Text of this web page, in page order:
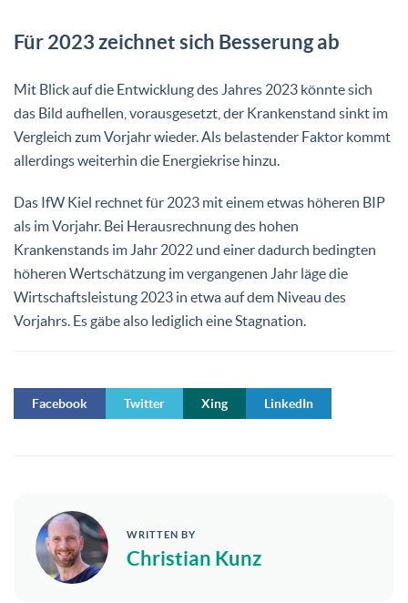
Für 2023 zeichnet sich Besserung ab
Mit Blick auf die Entwicklung des Jahres 2023 könnte sich
das Bild aufhellen, vorausgesetzt, der Krankenstand sinkt im
Vergleich zum Vorjahr wieder. Als belastender Faktor kommt
allerdings weiterhin die Energiekrise hinzu.
Das IfW Kiel rechnet für 2023 mit einem etwas höheren BIP
als im Vorjahr. Bei Herausrechnung des hohen
Krankenstands im Jahr 2022 und einer dadurch bedingten
höheren Wertschätzung im vergangenen Jahr läge die
Wirtschaftsleistung 2023 in etwa auf dem Niveau des
Vorjahrs. Es gäbe also lediglich eine Stagnation.
Facebook Twitter Xing LinkedIn
WRITTEN BY
Christian Kunz